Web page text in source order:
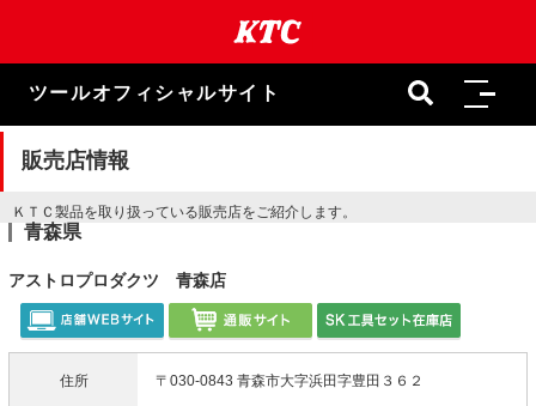
ま
キ
ツールオフィシャルサイト
販売店情報
ＫＴＣ製品を取り扱っている販売店をご紹介します。
青森県
アストロプロダクツ 青森店
住所 〒030-0843 青森市大字浜田字豊田３６２